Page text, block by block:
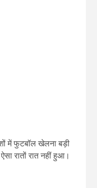
में फुटबॉल खेलना बड़ी
रातों रात नहीं हुआ।